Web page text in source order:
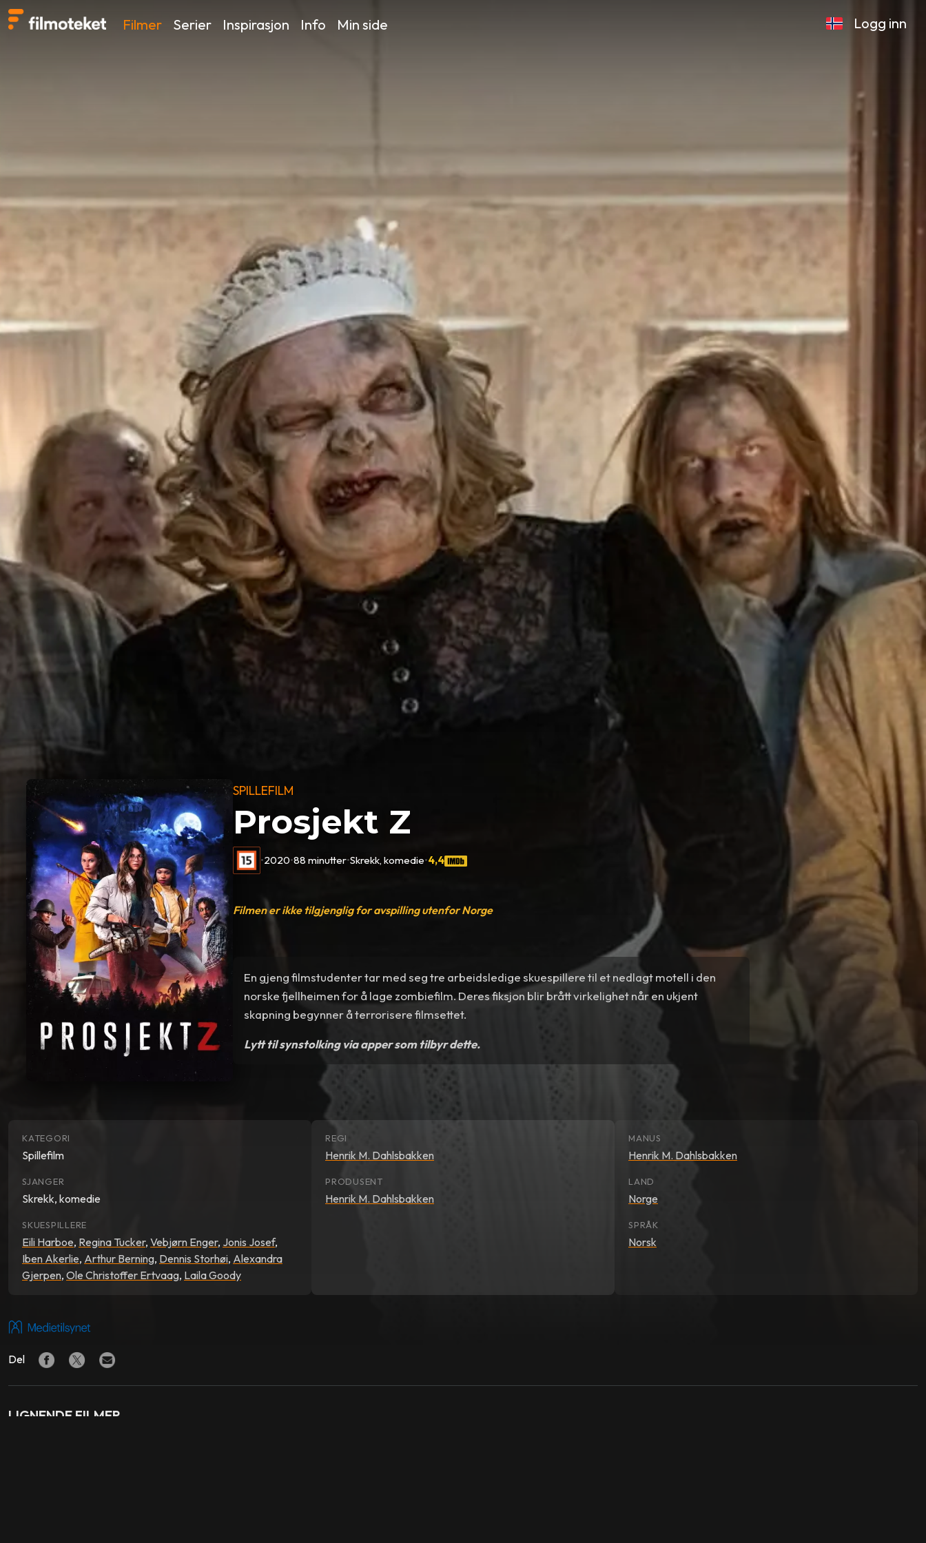
Filmer Serier Inspirasjon Info Min side Logg inn
SPILLEFILM
Prosjekt Z
•2020•88 minutter•Skrekk, komedie•4,4
Filmen er ikke tilgjenglig for avspilling utenfor Norge
En gjeng filmstudenter tar med seg tre arbeidsledige skuespillere til et nedlagt motell i den
norske fjellheimen for å lage zombiefilm. Deres fiksjon blir brått virkelighet når en ukjent
skapning begynner å terrorisere filmsettet.
Lytt til synstolking via apper som tilbyr dette.
KATEGORI
Spillefilm
SJANGER
Skrekk, komedie
SKUESPILLERE
Eili Harboe, Regina Tucker, Vebjørn Enger, Jonis Josef,
Iben Akerlie, Arthur Berning, Dennis Storhøi, Alexandra
Gjerpen, Ole Christoffer Ertvaag, Laila Goody
REGI
Henrik M. Dahlsbakken
PRODUSENT
Henrik M. Dahlsbakken
MANUS
Henrik M. Dahlsbakken
LAND
Norge
SPRÅK
Norsk
Del
LIGNENDE FILMER